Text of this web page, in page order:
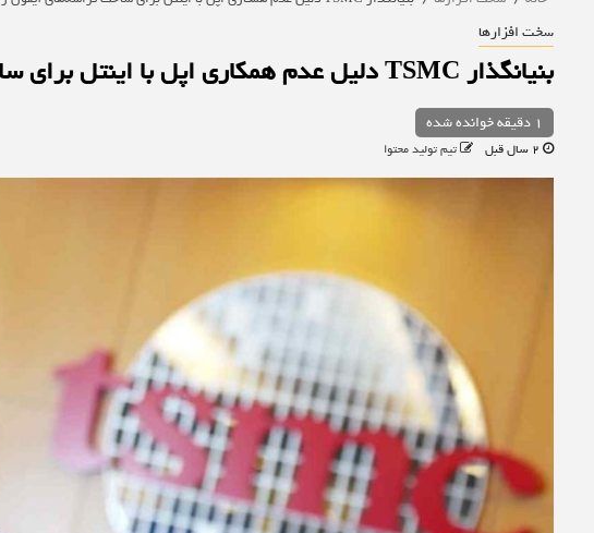
سخت افزارها
بنیانگذار TSMC دلیل عدم همکاری اپل با اینتل برای ساخت تراشه‌های آیفون را فاش کرد
1 دقیقه خوانده شده
تیم تولید محتوا